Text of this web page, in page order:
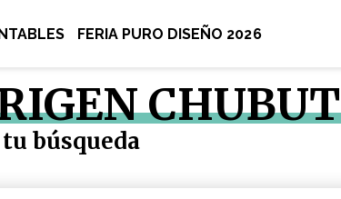
FERIA PURO DISEÑO 2026
CHUBUT
búsqueda